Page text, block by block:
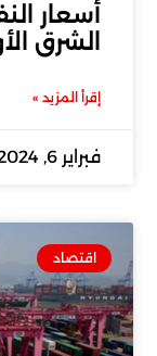
أسعار
الشرق
إقرأ المزيد »
فبراير 6, 2024
اقتصاد